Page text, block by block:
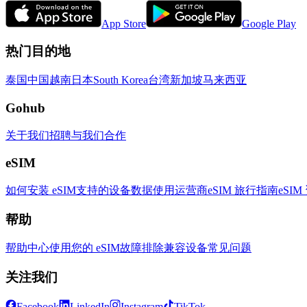
App Store Google Play
热门目的地
泰国中国越南日本South Korea台湾新加坡马来西亚
Gohub
关于我们招聘与我们合作
eSIM
如何安装 eSIM支持的设备数据使用运营商eSIM 旅行指南eSIM
帮助
帮助中心使用您的 eSIM故障排除兼容设备常见问题
关注我们